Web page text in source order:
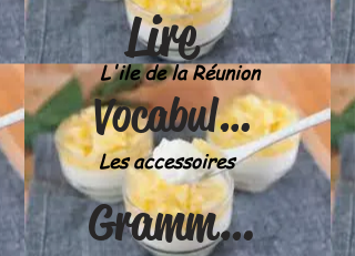
Lire
Vocabulaire
L'ile de la Réunion
Grammaire
Les accessoires